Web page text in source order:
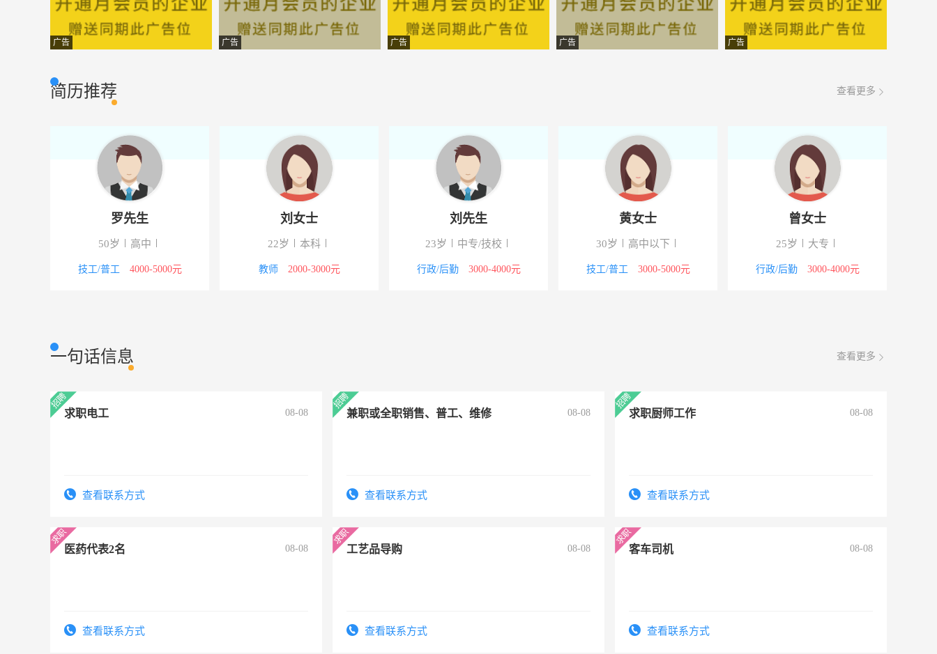
助教 教育培训 禄丰宏越培训学校 -禄丰 面议 08-08
生产技术员 生产加工 云南积大生物科技有限公司 -禄丰 面议 08-08
储备干部 市场营销
化工操作 化工环保 云南中金化学股份有限公司 08-08
基地技术管理员 其他类型 云南润农节水灌溉有限公司 08-08
仓库管理员 其他类型 国药集团昆明医疗器械有限公司 08-08
网络客服 客户服务 云南润农节水灌溉有限公司 -禄丰 08-08
广告 广告 广告 广告 广告
简历推荐 查看更多
罗先生
50岁 高中
技工/普工 4000-5000元
刘女士
22岁 本科
教师 2000-3000元
刘先生
23岁 中专/技校
行政/后勤 3000-4000元
黄女士
30岁 高中以下
技工/普工 3000-5000元
曾女士
25岁 大专
行政/后勤 3000-4000元
一句话信息 查看更多
求职电工 08-08
查看联系方式
兼职或全职销售、普工、维修 08-08
查看联系方式
求职厨师工作 08-08
查看联系方式
医药代表2名 08-08
查看联系方式
工艺品导购 08-08
查看联系方式
客车司机 08-08
查看联系方式